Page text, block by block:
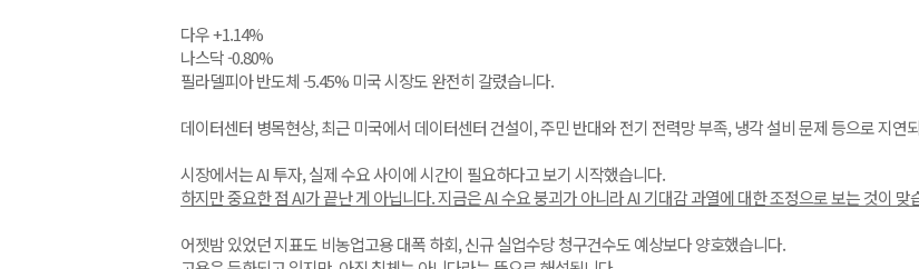
다우 +1.14%
나스닥 -0.80%
필라델피아 반도체 -5.45% 미국 시장도 완전히 갈렸습니다.
데이터센터 병목현상, 최근 미국에서 데이터센터 건설이, 주민 반대와 전기 전력망 부족, 냉각 설비 문제 등으로 지연
시장에서는 AI 투자, 실제 수요 사이에 시간이 필요하다고 보기 시작했습니다.
하지만 중요한 점 AI가 끝난 게 아닙니다. 지금은 AI 수요 붕괴가 아니라 AI 기대감 과열에 대한 조정으로 보는 것이 맞
어젯밤 있었던 지표도 비농업고용 대폭 하회, 신규 실업수당 청구건수도 예상보다 양호했습니다.